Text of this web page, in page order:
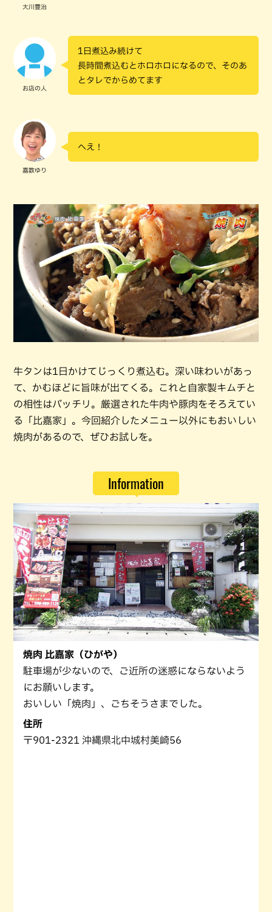
大川豊治
お店の人
1日煮込み続けて
長時間煮込むとホロホロになるので、そのあ
とタレでからめてます
嘉数ゆり
へえ！
牛タンは1日かけてじっくり煮込む。深い味わいがあっ
て、かむほどに旨味が出てくる。これと自家製キムチと
の相性はバッチリ。厳選された牛肉や豚肉をそろえてい
る「比嘉家」。今回紹介したメニュー以外にもおいしい
焼肉があるので、ぜひお試しを。
Information
焼肉 比嘉家（ひがや）
駐車場が少ないので、ご近所の迷惑にならないよう
にお願いします。
おいしい「焼肉」、ごちそうさまでした。
住所
〒901-2321 沖縄県北中城村美崎56